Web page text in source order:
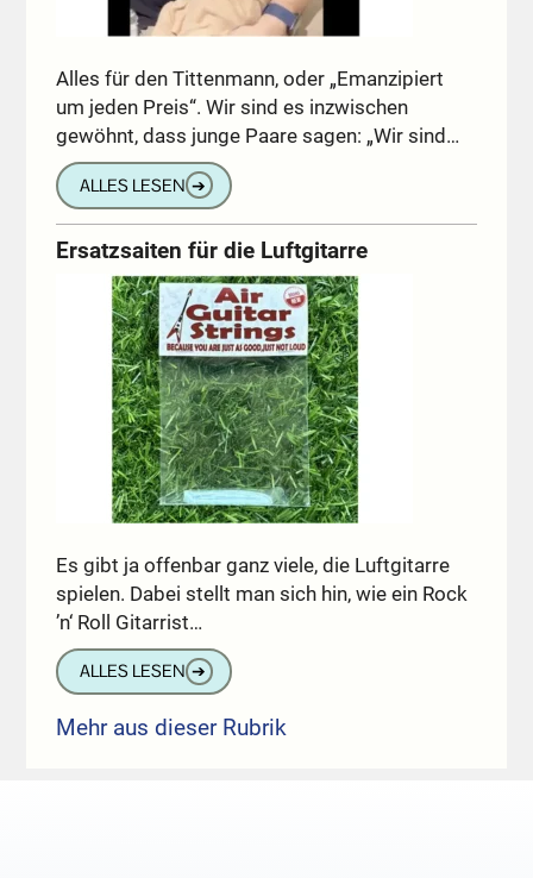
Alles für den Tittenmann, oder „Emanzipiert
um jeden Preis“. Wir sind es inzwischen
gewöhnt, dass junge Paare sagen: „Wir sind…
ALLES LESEN ➔
Ersatzsaiten für die Luftgitarre
Es gibt ja offenbar ganz viele, die Luftgitarre
spielen. Dabei stellt man sich hin, wie ein Rock
’n‘ Roll Gitarrist…
ALLES LESEN ➔
Mehr aus dieser Rubrik